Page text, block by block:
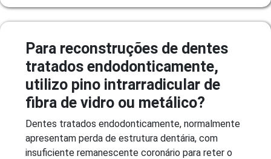
Para reconstruções de dentes
tratados endodonticamente,
utilizo pino intrarradicular de
fibra de vidro ou metálico?
Dentes tratados endodonticamente, normalmente
apresentam perda de estrutura dentária, com
insuficiente remanescente coronário para reter o